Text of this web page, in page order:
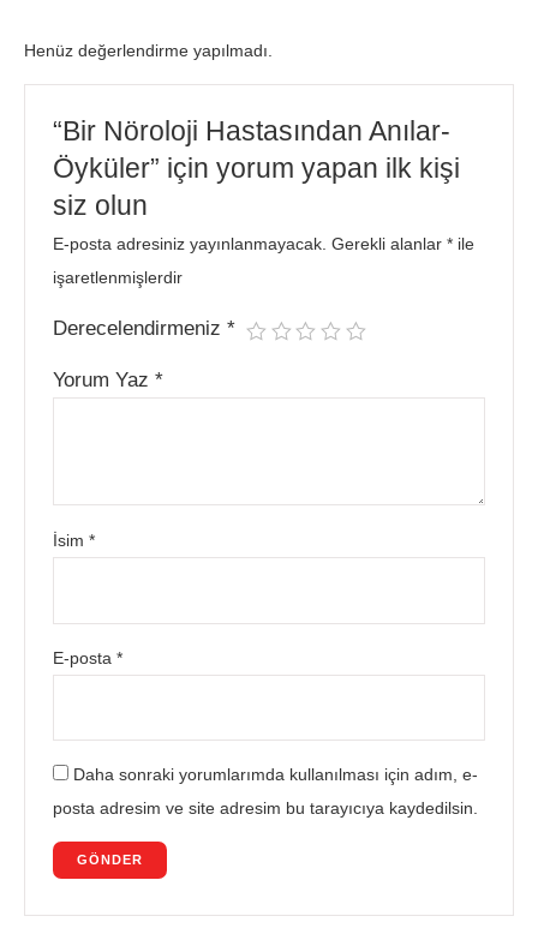
Henüz değerlendirme yapılmadı.
“Bir Nöroloji Hastasından Anılar-
Öyküler” için yorum yapan ilk kişi
siz olun
E-posta adresiniz yayınlanmayacak. Gerekli alanlar* ile
işaretlenmişlerdir
Derecelendirmeniz*
Yorum Yaz*
İsim*
E-posta*
Daha sonraki yorumlarımda kullanılması için adım, e-
posta adresim ve site adresim bu tarayıcıya kaydedilsin.